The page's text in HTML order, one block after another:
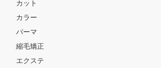
カット
カラー
パーマ
縮毛矯正
エクステ